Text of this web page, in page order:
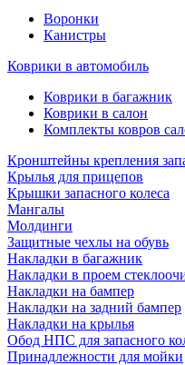
Воронки
Канистры
Коврики в автомобиль
Коврики в багажник
Коврики в салон
Комплекты ковров
Кронштейны крепления
Крылья для прицепов
Крышки запасного колеса
Мангалы
Молдинги
Защитные чехлы на обувь
Накладки в багажник
Накладки в проем
Накладки на бампер
Накладки на задний бампер
Накладки на крылья
Обод НПС для запасного
Принадлежности для мойки